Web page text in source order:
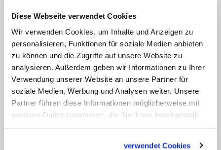
Diese Webseite verwendet Cookies
Wir verwenden Cookies, um Inhalte und Anzeigen zu
personalisieren, Funktionen für soziale Medien anbieten
zu können und die Zugriffe auf unsere Website zu
analysieren. Außerdem geben wir Informationen zu Ihrer
Verwendung unserer Website an unsere Partner für
soziale Medien, Werbung und Analysen weiter. Unsere
Partner führen diese Informationen möglicherweise mit
weiteren Daten zusammen, die Sie ihnen bereitgestellt
verwendet Cookies
Palliativmedizin in Anspruch nehmen
können. Pflegekräfte sollen für die
Sterbebegleitung geschult werden.
Beseitigt werden sollen auch
Versorgungslücken insbesondere im
ländlichen Raum.
Bislang gibt Deutschland pro Jahr rund